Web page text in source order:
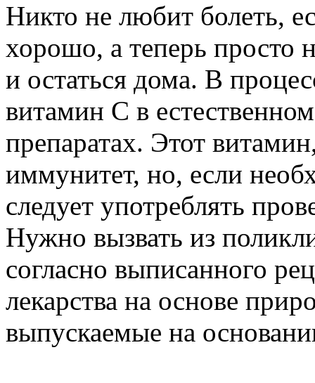
Никто не любит болеть,
хорошо, а теперь просто
и остаться дома. В
витамин С в
препаратах. Этот
иммунитет, но, если
следует употреблять
Нужно вызвать из
согласно выписанного
лекарства на основе
выпускаемые на